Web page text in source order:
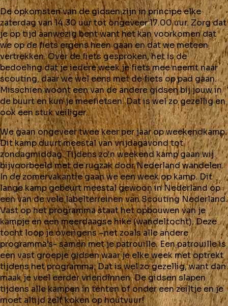
De opkomsten van de gidsen zijn in principe elke
zaterdag van 14.30 uur tot ongeveer 17.00 uur. Zorg dat
je op tijd aanwezig bent want het kan voorkomen dat
we op de fiets ergens heen gaan en dat we meteen
vertrekken. Over de fiets gesproken, het is de
bedoeling dat je iedere week je fiets mee neemt naar
scouting, daar we wel eens met de fiets op pad gaan.
Misschien woont een van de andere gidsen bij jouw in
de buurt en kun je meefietsen. Dat is wel zo gezellig en
ook een stuk veiliger.
We gaan ongeveer twee keer per jaar op weekendkamp.
Dit kamp duurt meestal van vrijdagavond tot
zondagmiddag. Tijdens zo'n weekend kamp gaan wij
bijvoorbeeld met de rugzak door Nederland wandelen.
In de zomervakantie gaan we een week op kamp. Dit
lange kamp gebeurt meestal gewoon in Nederland op
een van de vele labelterreinen van Scouting Nederland.
Vast op het programma staat het opbouwen van je
kampje en een meerdaagse hike (wandeltocht). Deze
tocht loop je overigens –net zoals alle andere
programma’s- samen met je patrouille. Een patrouille is
een vast groepje gidsen waar je elke week met optrekt
tijdens het programma. Dat is wel zo gezellig, want dan
maak je veel eerder vriendinnen. De gidsen slapen
tijdens alle kampen in tenten of onder een zeiltje en je
moet altijd zelf koken op houtvuur!